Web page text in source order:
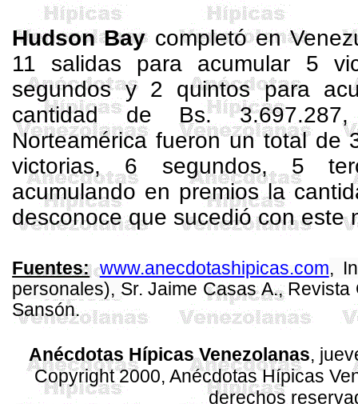
Hudson Baycompletó en
11 salidas para acumular 5
segundos y 2 quintos para
cantidad de Bs.
Norteamérica fueron un total de
victorias, 6 segundos, 5
acumulando en premios la
desconoce que sucedió con este
Fuentes: www.anecdotashipicas.com,
personales), Sr. Jaime Casas A.,
Sansón.
Anécdotas Hípicas Venezolanas,
Copyright 2000, Anécdotas Hípicas
derechos